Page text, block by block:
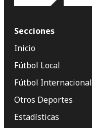
Secciones
Inicio
Fútbol Local
Fútbol Internacional
Otros Deportes
Estadísticas